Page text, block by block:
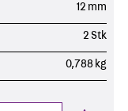
12 mm
2 Stk
0,788 kg